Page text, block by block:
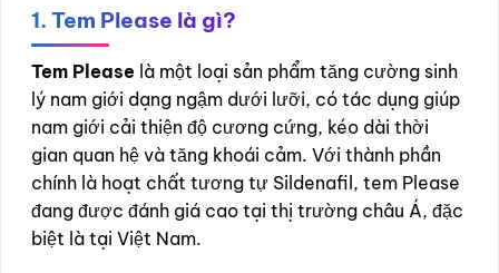
1. Tem Please là gì?
Tem Please là một loại sản phẩm tăng cường sinh
lý nam giới dạng ngậm dưới lưỡi, có tác dụng giúp
nam giới cải thiện độ cương cứng, kéo dài thời
gian quan hệ và tăng khoái cảm. Với thành phần
chính là hoạt chất tương tự Sildenafil, tem Please
đang được đánh giá cao tại thị trường châu Á, đặc
biệt là tại Việt Nam.